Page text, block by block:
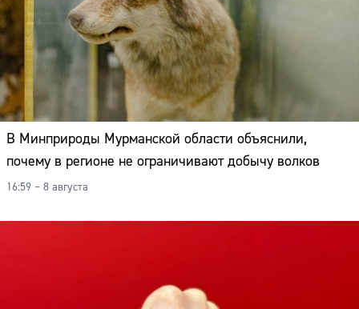
В Минприроды Мурманской области объяснили,
почему в регионе не ограничивают добычу волков
16:59 – 8 августа